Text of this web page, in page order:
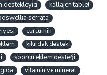
destekleyici
kollajen tablet
serrata
curcumin
kıkırdak destek
sporcu eklem desteği
vitamin ve mineral